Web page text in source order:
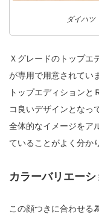
ダイハ
Ｘグレードのトップエ
が専用で用意されてい
トップエディションと
コ良いデザインとなっ
全体的なイメージをア
ていることがよく分か
カラーバリエーシ
この顔つきに合わせる